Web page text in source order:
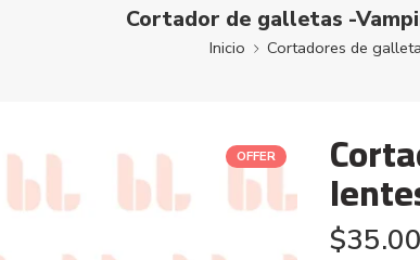
Cortador de galletas -
Inicio Cortadores de
OFFER
$35.00